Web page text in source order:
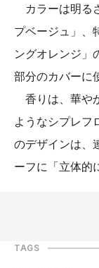
カラーは明る
プベージュ」、
ングオレンジ」
部分のカバーに
香りは、華や
ようなシプレフ
のデザインは、
ーフに「立体的
TAGS